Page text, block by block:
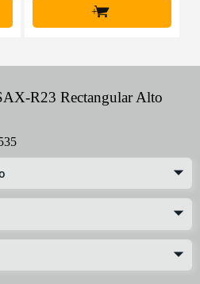
+
R23 Rectangular Alto